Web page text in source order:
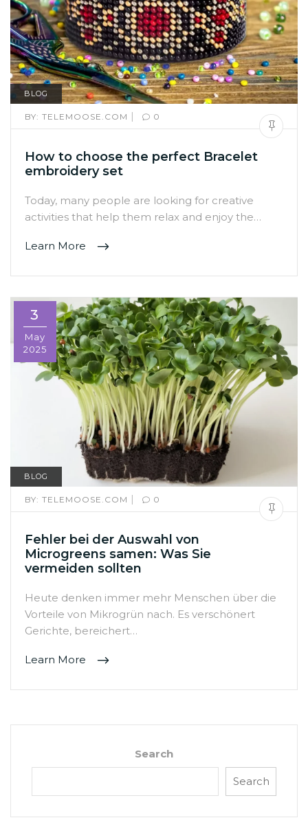
BLOG
BY: TELEMOOSE.COM | 0
How to choose the perfect Bracelet
embroidery set
Today, many people are looking for creative
activities that help them relax and enjoy the…
Learn More
3
May
2025
BLOG
BY: TELEMOOSE.COM | 0
Fehler bei der Auswahl von
Microgreens samen: Was Sie
vermeiden sollten
Heute denken immer mehr Menschen über die
Vorteile von Mikrogrün nach. Es verschönert
Gerichte, bereichert…
Learn More
Search
Search